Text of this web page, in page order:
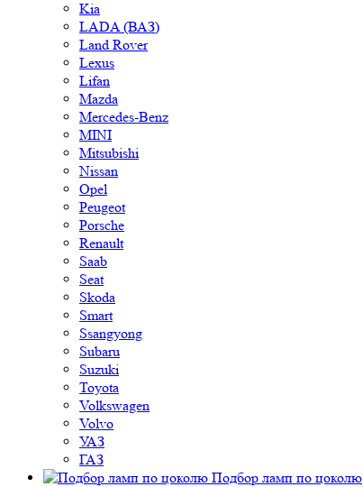
Kia
LADA (ВАЗ)
Land Rover
Lexus
Lifan
Mazda
Mercedes-Benz
MINI
Mitsubishi
Nissan
Opel
Peugeot
Porsche
Renault
Saab
Seat
Skoda
Smart
Ssangyong
Subaru
Suzuki
Toyota
Volkswagen
Volvo
УАЗ
ГАЗ
Подбор ламп по цоколю